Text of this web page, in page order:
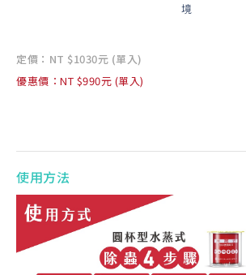
境
定價：NT $1030元 (單入)
優惠價：NT $990元 (單入)
使用方法